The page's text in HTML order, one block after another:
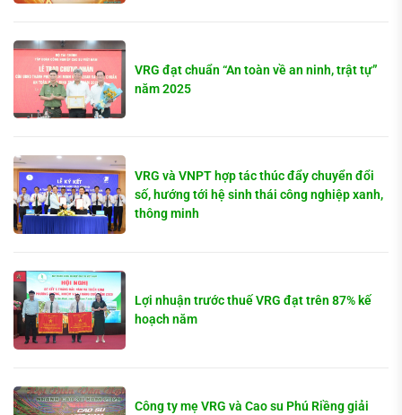
VRG đạt chuẩn “An toàn về an ninh, trật tự”
năm 2025
VRG và VNPT hợp tác thúc đẩy chuyển đổi
số, hướng tới hệ sinh thái công nghiệp xanh,
thông minh
Lợi nhuận trước thuế VRG đạt trên 87% kế
hoạch năm
Công ty mẹ VRG và Cao su Phú Riềng giải